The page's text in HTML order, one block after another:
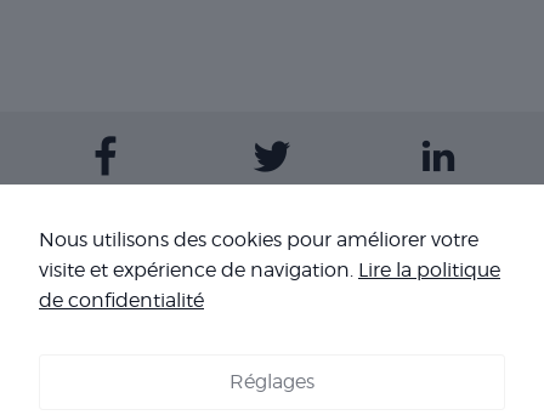
Contactez-nous
Nous utilisons des cookies pour améliorer votre
visite et expérience de navigation. Lire la politique
de confidentialité
Réglages